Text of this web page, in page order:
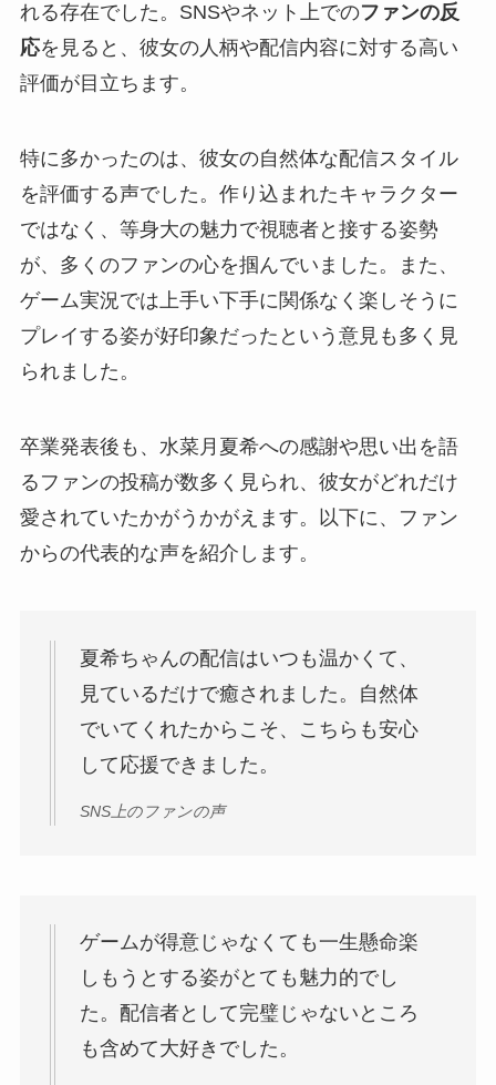
れる存在でした。SNSやネット上でのファンの反
応を見ると、彼女の人柄や配信内容に対する高い
評価が目立ちます。
特に多かったのは、彼女の自然体な配信スタイル
を評価する声でした。作り込まれたキャラクター
ではなく、等身大の魅力で視聴者と接する姿勢
が、多くのファンの心を掴んでいました。また、
ゲーム実況では上手い下手に関係なく楽しそうに
プレイする姿が好印象だったという意見も多く見
られました。
卒業発表後も、水菜月夏希への感謝や思い出を語
るファンの投稿が数多く見られ、彼女がどれだけ
愛されていたかがうかがえます。以下に、ファン
からの代表的な声を紹介します。
夏希ちゃんの配信はいつも温かくて、
見ているだけで癒されました。自然体
でいてくれたからこそ、こちらも安心
して応援できました。
SNS上のファンの声
ゲームが得意じゃなくても一生懸命楽
しもうとする姿がとても魅力的でし
た。配信者として完璧じゃないところ
も含めて大好きでした。